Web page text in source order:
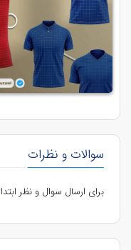
سوالات و نظرات
برای ارسال سوال و نظر ابتدا